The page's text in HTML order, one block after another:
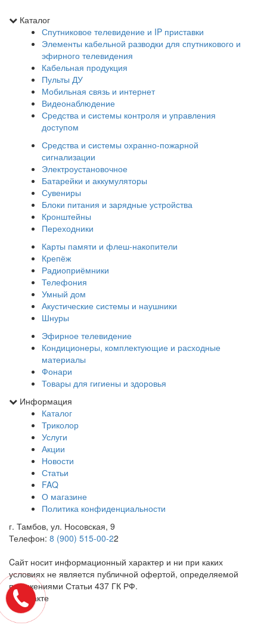
Каталог
Спутниковое телевидение и IP приставки
Элементы кабельной разводки для спутникового и
эфирного телевидения
Кабельная продукция
Пульты ДУ
Мобильная связь и интернет
Видеонаблюдение
Средства и системы контроля и управления
доступом
Средства и системы охранно-пожарной
сигнализации
Электроустановочное
Батарейки и аккумуляторы
Сувениры
Блоки питания и зарядные устройства
Кронштейны
Переходники
Карты памяти и флеш-накопители
Крепёж
Радиоприёмники
Телефония
Умный дом
Акустические системы и наушники
Шнуры
Эфирное телевидение
Кондиционеры, комплектующие и расходные
материалы
Фонари
Товары для гигиены и здоровья
Информация
Каталог
Триколор
Услуги
Акции
Новости
Статьи
FAQ
О магазине
Политика конфиденциальности
г. Тамбов, ул. Носовская, 9
Телефон: 8 (900) 515-00-22
Cайт носит информационный характер и ни при каких
условиях не является публичной офертой, определяемой
положениями Статьи 437 ГК РФ.
ВКонтакте